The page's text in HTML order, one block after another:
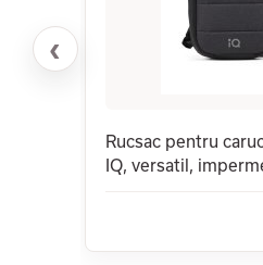
‹
Rucsac pentru
IQ, versatil,